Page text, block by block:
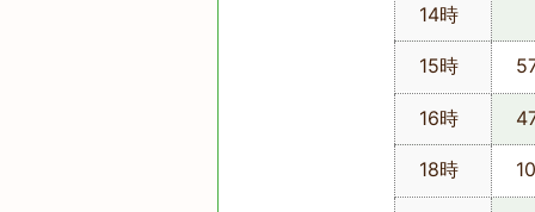
14時
15時
16時
18時 10